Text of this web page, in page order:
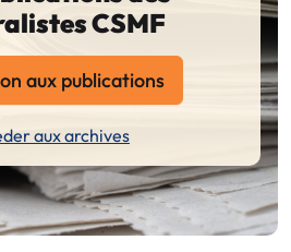
CSMF
aux publications
aux archives